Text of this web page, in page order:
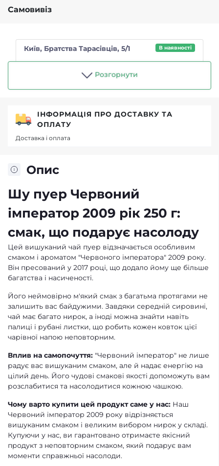
Самовивіз
Київ, Братства Тарасівців, 5/1 В наявності
Розгорнути
Опис
Шу пуер Червоний
імператор 2009 рік 250 г:
смак, що подарує насолоду
Цей вишуканий чай пуер відзначається особливим
смаком і ароматом "Червоного імператора" 2009 року.
Він пресований у 2017 році, що додало йому ще більше
багатства і насиченості.
Його неймовірно м'який смак з багатьма протягами не
залишить вас байдужими. Завдяки середній сировині,
чай має багато нирок, а іноді можна знайти навіть
палиці і рубані листки, що робить кожен ковток цієї
чарівної напою неповторним.
Вплив на самопочуття: "Червоний імператор" не лише
радує вас вишуканим смаком, але й надає енергію на
цілий день. Його чудові смакові якості допоможуть вам
розслабитися та насолодитися кожною чашкою.
Чому варто купити цей продукт саме у нас: Наш
Червоний імператор 2009 року відрізняється
вишуканим смаком і великим вибором нирок у складі.
Купуючи у нас, ви гарантовано отримаєте якісний
продукт з неповторним смаком, який подарує вам
моменти справжньої насолоди.
ІНФОРМАЦІЯ ПРО ДОСТАВКУ ТА
ОПЛАТУ
Доставка і оплата